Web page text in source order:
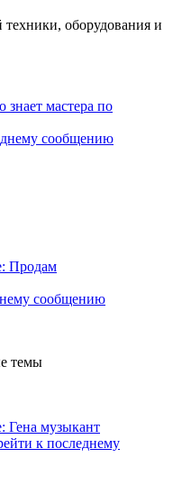
оборудования и
знает мастера по
сообщению
Продам
сообщению
темы
Гена музыкант
к последнему